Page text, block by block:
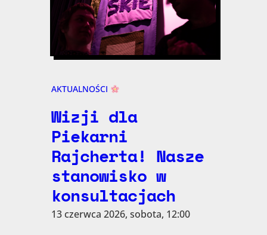
AKTUALNOŚCI
Wizji dla
Piekarni
Rajcherta! Nasze
stanowisko w
konsultacjach
13 czerwca 2026, sobota, 12:00